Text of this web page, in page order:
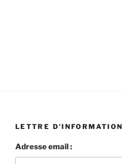
LETTRE D’INFORMATION
Adresse email :